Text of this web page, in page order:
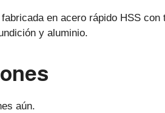
en acero rápido HSS
y aluminio.
aún.